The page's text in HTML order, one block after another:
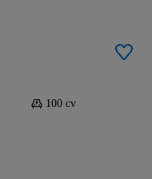
100 cv